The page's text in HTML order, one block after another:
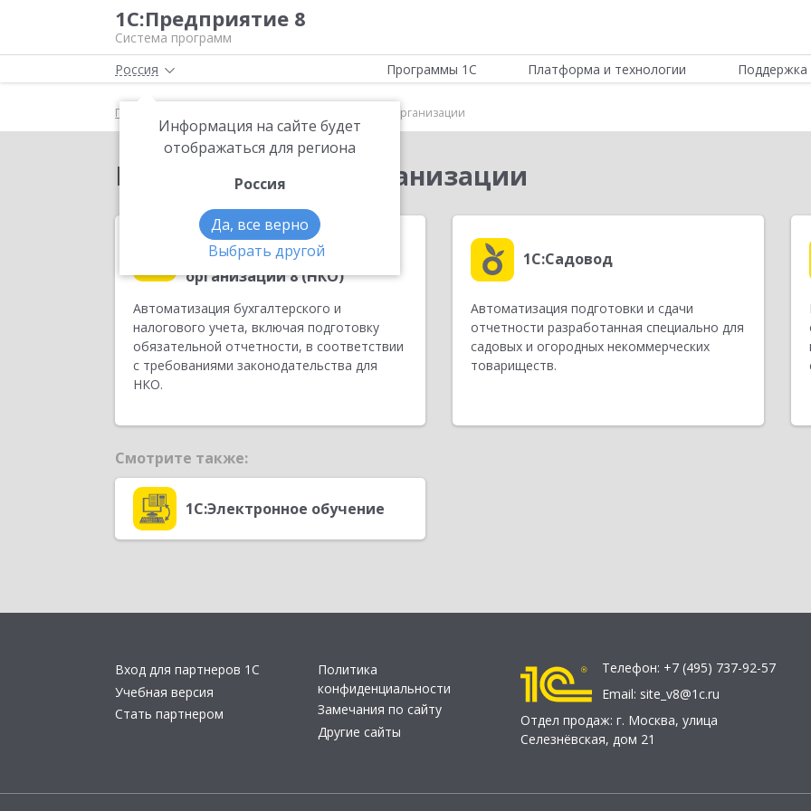
1С:Предприятие 8
Система программ
Россия
Информация на сайте будет
отображаться для региона
Россия
Да, все верно
Выбрать другой
Программы 1С Платформа и технологии Поддержка
Главная Некоммерческие организации
Некоммерческие организации
1С:Бухгалтерия
некоммерческой
организации 8 (НКО)
Автоматизация бухгалтерского и
налогового учета, включая подготовку
обязательной отчетности, в соответствии
с требованиями законодательства для
НКО.
1С:Садовод
Автоматизация подготовки и сдачи
отчетности разработанная специально для
садовых и огородных некоммерческих
товариществ.
Смотрите также:
1С:Электронное обучение
Вход для партнеров 1С
Учебная версия
Стать партнером
Политика
конфиденциальности
Замечания по сайту
Другие сайты
Телефон: +7 (495) 737-92-57
Email: site_v8@1c.ru
Отдел продаж: г. Москва, улица
Селезнёвская, дом 21